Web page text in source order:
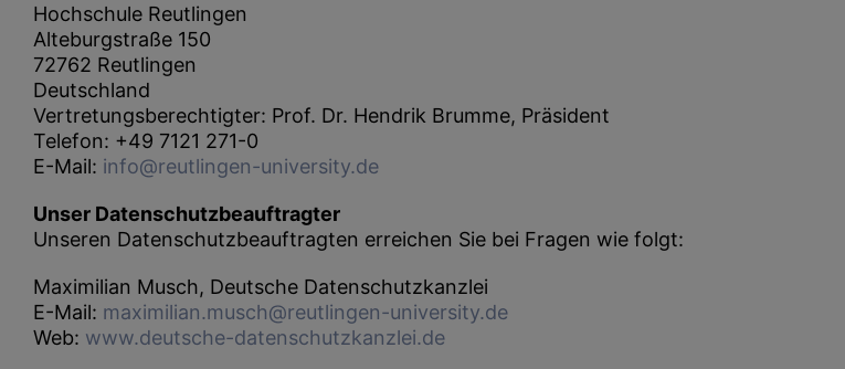
Hochschule Reutlingen
Alteburgstraße 150
72762 Reutlingen
Deutschland
Vertretungsberechtigter: Prof. Dr. Hendrik Brumme, Präsident
Telefon: +49 7121 271-0
E-Mail: info@reutlingen-university.de
Unser Datenschutzbeauftragter
Unseren Datenschutzbeauftragten erreichen Sie bei Fragen wie folgt:
Maximilian Musch, Deutsche Datenschutzkanzlei
E-Mail: maximilian.musch@reutlingen-university.de
Web: www.deutsche-datenschutzkanzlei.de